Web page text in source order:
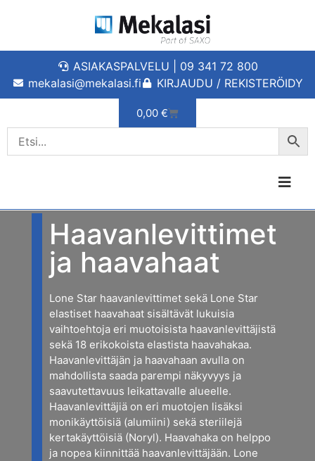
ASIAKASPALVELU | 09 341 72 800
mekalasi@mekalasi.fi
KIRJAUDU / REKISTERÖIDY
0,00 €
Haavanlevittimet
ja haavahaat
Lone Star haavanlevittimet sekä Lone Star
elastiset haavahaat sisältävät lukuisia
vaihtoehtoja eri muotoisista haavanlevittäjistä
sekä 18 erikokoista elastista haavahakaa.
Haavanlevittäjän ja haavahaan avulla on
mahdollista saada parempi näkyvyys ja
saavutettavuus leikattavalle alueelle.
Haavanlevittäjiä on eri muotojen lisäksi
monikäyttöisiä (alumiini) sekä steriilejä
kertakäyttöisiä (Noryl). Haavahaka on helppo
ja nopea kiinnittää haavanlevittäjään. Lone